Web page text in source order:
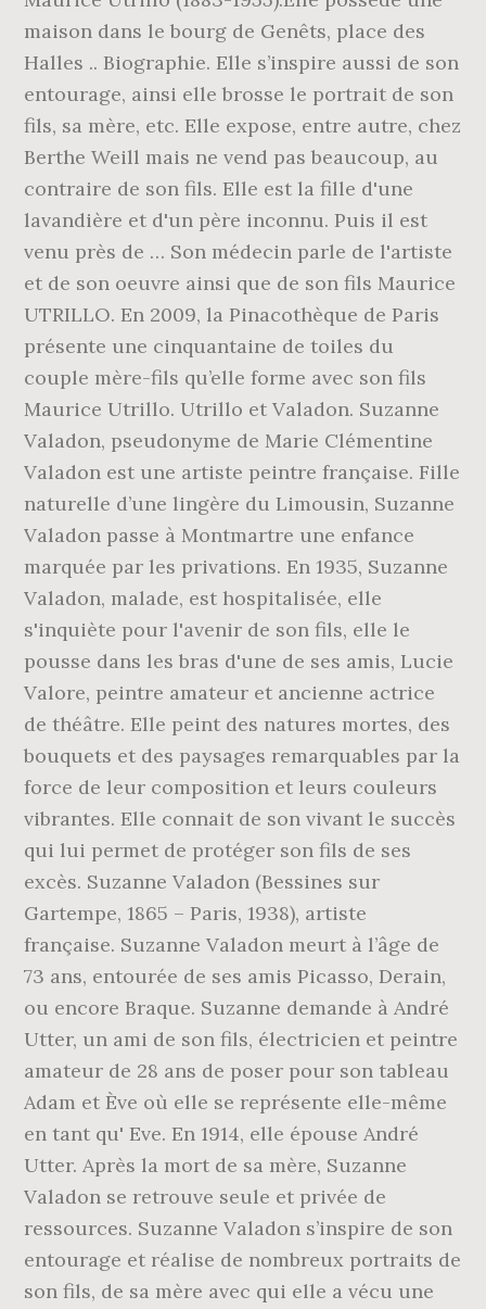
maison dans le bourg de Genêts, place des
Halles .. Biographie. Elle s’inspire aussi de son
entourage, ainsi elle brosse le portrait de son
fils, sa mère, etc. Elle expose, entre autre, chez
Berthe Weill mais ne vend pas beaucoup, au
contraire de son fils. Elle est la fille d'une
lavandière et d'un père inconnu. Puis il est
venu près de … Son médecin parle de l'artiste
et de son oeuvre ainsi que de son fils Maurice
UTRILLO. En 2009, la Pinacothèque de Paris
présente une cinquantaine de toiles du
couple mère-fils qu’elle forme avec son fils
Maurice Utrillo. Utrillo et Valadon. Suzanne
Valadon, pseudonyme de Marie Clémentine
Valadon est une artiste peintre française. Fille
naturelle d’une lingère du Limousin, Suzanne
Valadon passe à Montmartre une enfance
marquée par les privations. En 1935, Suzanne
Valadon, malade, est hospitalisée, elle
s'inquiète pour l'avenir de son fils, elle le
pousse dans les bras d'une de ses amis, Lucie
Valore, peintre amateur et ancienne actrice
de théâtre. Elle peint des natures mortes, des
bouquets et des paysages remarquables par la
force de leur composition et leurs couleurs
vibrantes. Elle connait de son vivant le succès
qui lui permet de protéger son fils de ses
excès. Suzanne Valadon (Bessines sur
Gartempe, 1865 – Paris, 1938), artiste
française. Suzanne Valadon meurt à l’âge de
73 ans, entourée de ses amis Picasso, Derain,
ou encore Braque. Suzanne demande à André
Utter, un ami de son fils, électricien et peintre
amateur de 28 ans de poser pour son tableau
Adam et Ève où elle se représente elle-même
en tant qu' Eve. En 1914, elle épouse André
Utter. Après la mort de sa mère, Suzanne
Valadon se retrouve seule et privée de
ressources. Suzanne Valadon s’inspire de son
entourage et réalise de nombreux portraits de
son fils, de sa mère avec qui elle a vécu une